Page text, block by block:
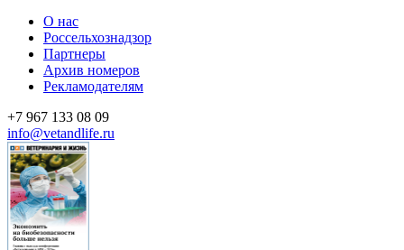
О нас
Россельхознадзор
Партнеры
Архив номеров
Рекламодателям
+7 967 133 08 09
info@vetandlife.ru